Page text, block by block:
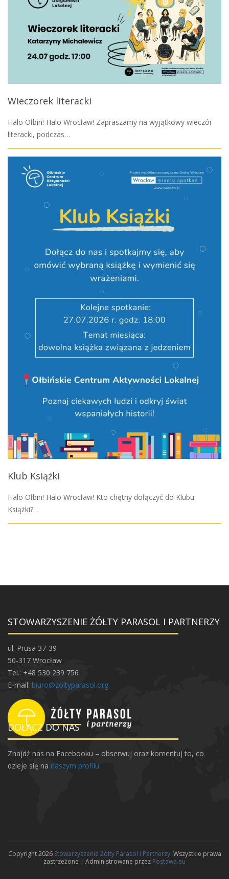
Wieczorek literacki
Halo Ołbin! Halo Wrocław! Zapraszamy na wyjątkowy wieczór
literacki, podczas…
Klub Książki
Halo Ołbin! Halo Wrocław! Kto chętny dołączyć do Klubu
Książki?…
STOWARZYSZENIE ŻÓŁTY PARASOL I PARTNERZY
ul. Prusa 37-39
50-317 Wrocław
Tel.: +48 530 239 756
E-mail: biuro@zoltyparasol.org
DOŁĄCZ DO NAS
Znajdź nas na Facebooku – obserwuj oraz komentuj to, co
dzieje się na naszym profilu.
Copyright 2026 Stowarzyszenie Żółty Parasol i Partnerzy. Wszystkie prawa
zastrzeżone | Administrowane przez Postawa.eu